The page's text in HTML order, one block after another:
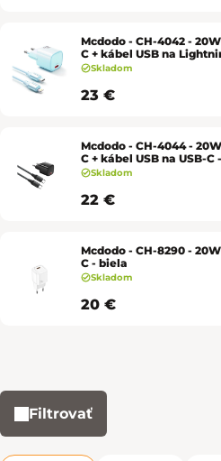
Mcdodo - CH-4042 -
C + kábel USB na
Skladom
23 €
Mcdodo - CH-4044 -
C + kábel USB na USB-C
Skladom
22 €
Mcdodo - CH-8290 -
C - biela
Skladom
20 €
Filtrovať
Výpis produktov